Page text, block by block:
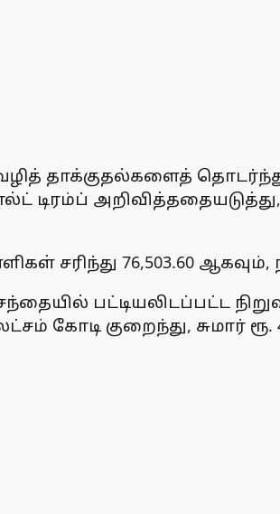
தாக்குதல்களைத்
அறிவித்ததையடுத்து,
சரிந்து 76,503.60 ஆகவும்,
பட்டியலிடப்பட்ட
லட்சம் கோடி குறைந்து, சுமார்